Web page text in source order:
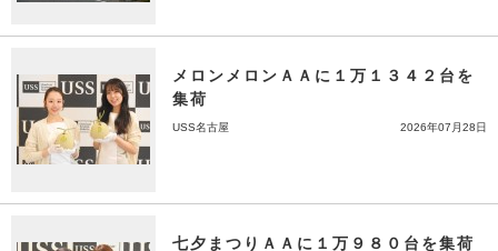
メロンメロンＡＡに１万１３４２台を
集荷
USS名古屋 2026年07月28日
七夕まつりＡＡに１万９８０台を集荷